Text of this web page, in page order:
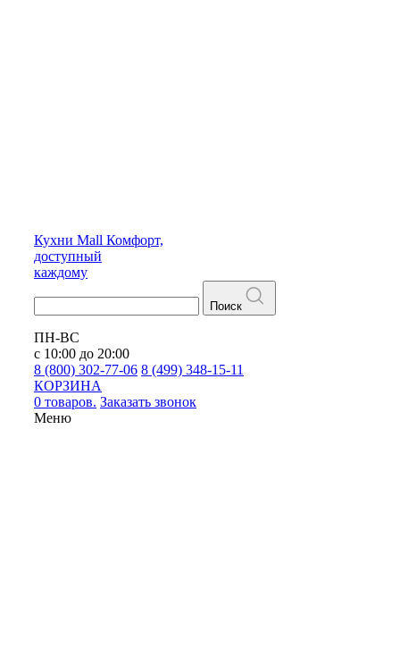
Кухни Mall Комфорт,
доступный
каждому
Поиск
ПН-ВС
с 10:00 до 20:00
8 (800) 302-77-06 8 (499) 348-15-11
КОРЗИНА
0 товаров. Заказать звонок
Меню